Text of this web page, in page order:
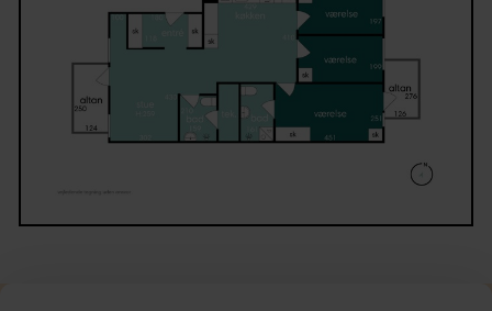
byder på en skøn kombination af hyggelige byrum
grønne områder, og her bor man centralt med nem
adgang til resten af København.
Kildepladsen er på én gang urban og frodig med
grønne træer. Her kan du mødes med vennerne på
hyggelige spisesteder med udeservering, slå dig
en af bænkene eller slippe de små løs på den lille
legeplads med klatre- og rutsjebane.